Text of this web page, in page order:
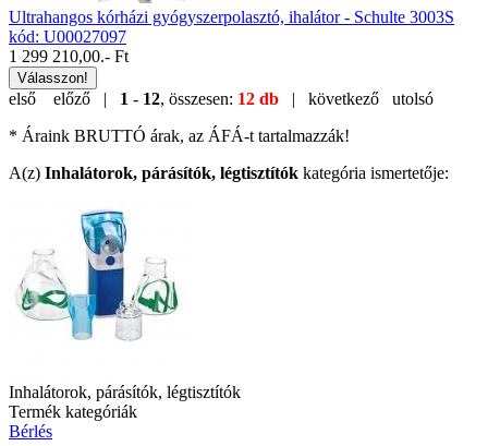
Ultrahangos kórházi gyógyszerpolasztó, ihalátor - Schulte 3003S
kód: U00027097
1 299 210,00.- Ft
Válasszon!
első előző | 1 - 12, összesen: 12 db | következő
utolsó
* Áraink BRUTTÓ árak, az ÁFÁ-t tartalmazzák!
A(z) Inhalátorok, párásítók, légtisztítók kategória ismertetője:
Inhalátorok, párásítók, légtisztítók
Termék kategóriák
Bérlés